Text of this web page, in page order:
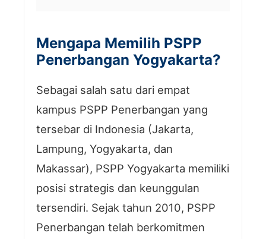
Mengapa Memilih PSPP
Penerbangan Yogyakarta?
Sebagai salah satu dari empat
kampus PSPP Penerbangan yang
tersebar di Indonesia (Jakarta,
Lampung, Yogyakarta, dan
Makassar), PSPP Yogyakarta memiliki
posisi strategis dan keunggulan
tersendiri. Sejak tahun 2010, PSPP
Penerbangan telah berkomitmen